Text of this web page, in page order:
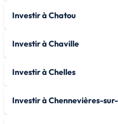
Investir à Chatou
Investir à Chaville
Investir à Chelles
Investir à Chennevières-